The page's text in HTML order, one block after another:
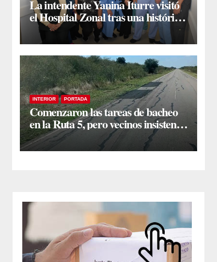
La intendente Yanina Iturre visitó
el Hospital Zonal tras una histórica
jornada de intervenciones
laparoscópicas
INTERIOR PORTADA
Comenzaron las tareas de bacheo
en la Ruta 5, pero vecinos insisten
en un reclamo integral